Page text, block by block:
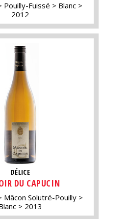
Pouilly-Fuissé
Blanc
2012
DÉLICE
DU CAPUCIN
Mâcon Solutré-Pouilly
2013